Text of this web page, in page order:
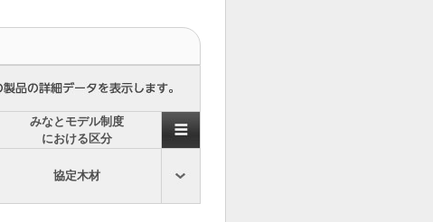
みなとモデル制度
における区分
協定木材